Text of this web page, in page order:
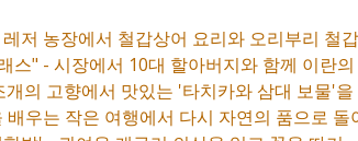
저 농장에서 철갑상어 요리와 오리부리 철
스" - 시장에서 10대 할아버지와 함께 이란
의 고향에서 맛있는 '타치카와 삼대 보물'을
우는 작은 여행에서 다시 자연의 품으로